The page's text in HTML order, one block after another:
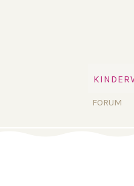
Navigation
FORUM